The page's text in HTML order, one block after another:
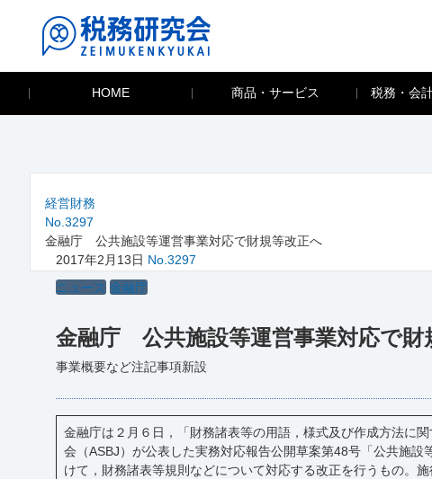
HOME 商品・サービス 税務・会
経営財務
No.3297
金融庁 公共施設等運営事業対応で財規等改正へ
2017年2月13日 No.3297
ニュース 金融庁
金融庁 公共施設等運営事業対応で財
事業概要など注記事項新設
金融庁は２月６日，「財務諸表等の用語，様式及び作成方法に
会（ASBJ）が公表した実務対応報告公開草案第48号「公共施
けて，財務諸表等規則などについて対応する改正を行うもの。